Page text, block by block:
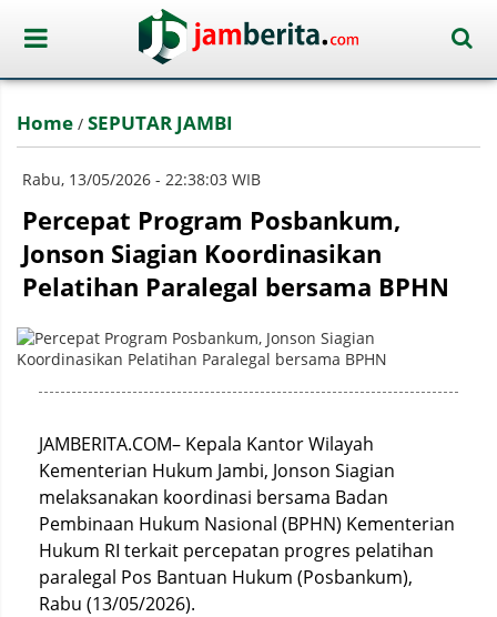
Home / SEPUTAR JAMBI
Rabu, 13/05/2026 - 22:38:03 WIB
Percepat Program Posbankum,
Jonson Siagian Koordinasikan
Pelatihan Paralegal bersama BPHN
JAMBERITA.COM– Kepala Kantor Wilayah
Kementerian Hukum Jambi, Jonson Siagian
melaksanakan koordinasi bersama Badan
Pembinaan Hukum Nasional (BPHN) Kementerian
Hukum RI terkait percepatan progres pelatihan
paralegal Pos Bantuan Hukum (Posbankum),
Rabu (13/05/2026).